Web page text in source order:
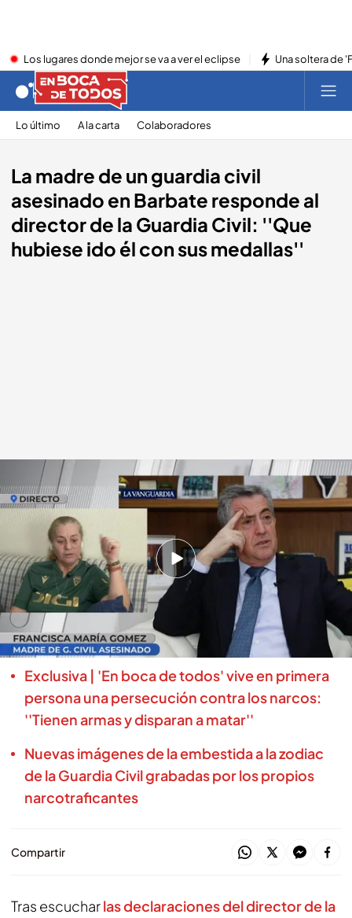
Los lugares donde mejor se va a ver el eclipse Una soltera de
Lo último A la carta Colaboradores
La madre de un guardia civil
asesinado en Barbate responde al
director de la Guardia Civil: ''Que
hubiese ido él con sus medallas''
Hablamos con la madre de uno de los guardias civiles asesinados
En boca de todos
22 FEB 2024 - 14:42h.
Francisca María Gómez ha entrado en directo
en ‘En boca de todos’ y ha explicado lo que le
han parecido la entrevista que tanta polémica
está generando
Exclusiva | 'En boca de todos' vive en primera
persona una persecución contra los narcos:
''Tienen armas y disparan a matar''
Nuevas imágenes de la embestida a la zodiac
de la Guardia Civil grabadas por los propios
narcotraficantes
Compartir
Tras escucharlas declaraciones del director de la